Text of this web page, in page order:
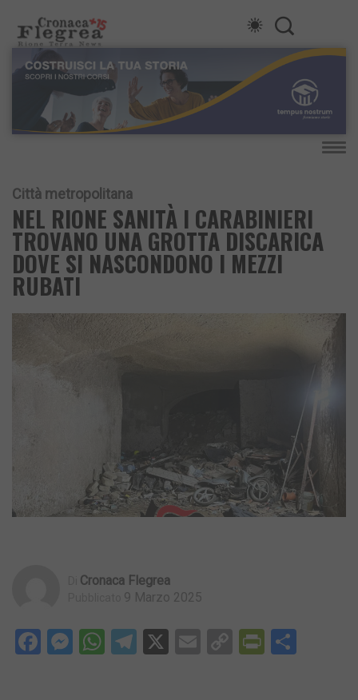
Città metropolitana
NEL RIONE SANITÀ I CARABINIERI
TROVANO UNA GROTTA DISCARICA
DOVE SI NASCONDONO I MEZZI
RUBATI
Cronaca Flegrea
9 Marzo 2025
Facebook
Messenger
WhatsApp
Telegram
X EmailCopy